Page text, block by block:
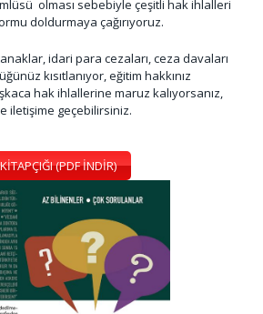
olması sebebiyle çeşitli hak ihlalleri
doldurmaya çağırıyoruz.
idari para cezaları, ceza davaları
kısıtlanıyor, eğitim hakkınız
hak ihlallerine maruz kalıyorsanız,
iletişime geçebilirsiniz.
(PDF İNDİR)